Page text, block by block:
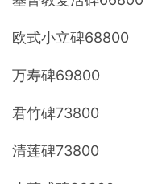
欧式小立碑68800
万寿碑69800
君竹碑73800
清莲碑73800